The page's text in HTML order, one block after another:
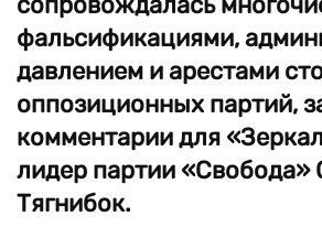
фальсификациями,
давлением и арестами
оппозиционных партий,
комментарии для
лидер партии «Свобода»
Тягнибок.